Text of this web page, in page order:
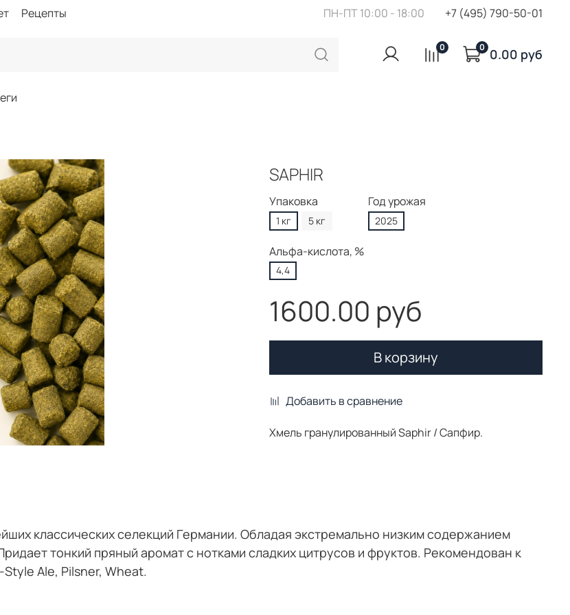
Рецепты ПН-ПТ 10:00 - 18:00 +7 (495) 790-50-01
0 0 0.00 руб
SAPHIR
Упаковка
1 кг 5 кг
Год урожая
2025
Альфа-кислота, %
4,4
1600.00 руб
В корзину
Добавить в сравнение
Хмель гранулированный Saphir / Сапфир.
классических селекций Германии. Обладая экстремально низким содержанием
тонкий пряный аромат с нотками сладких цитрусов и фруктов. Рекомендован к
Ale, Pilsner, Wheat.